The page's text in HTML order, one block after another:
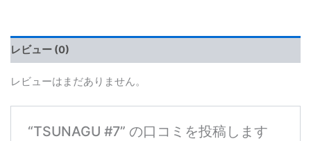
レビュー (0)
レビューはまだありません。
“TSUNAGU #7” の口コミを投稿します